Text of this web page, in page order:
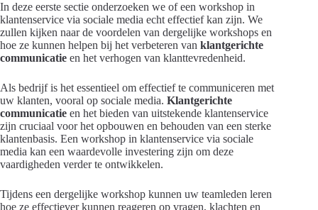
In deze eerste sectie onderzoeken we of een workshop in
klantenservice via sociale media echt effectief kan zijn. We
zullen kijken naar de voordelen van dergelijke workshops en
hoe ze kunnen helpen bij het verbeteren van klantgerichte
communicatie en het verhogen van klanttevredenheid.
Als bedrijf is het essentieel om effectief te communiceren met
uw klanten, vooral op sociale media. Klantgerichte
communicatie en het bieden van uitstekende klantenservice
zijn cruciaal voor het opbouwen en behouden van een sterke
klantenbasis. Een workshop in klantenservice via sociale
media kan een waardevolle investering zijn om deze
vaardigheden verder te ontwikkelen.
Tijdens een dergelijke workshop kunnen uw teamleden leren
hoe ze effectiever kunnen reageren op vragen, klachten en